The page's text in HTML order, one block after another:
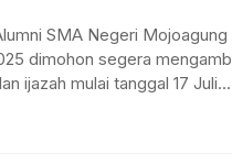
SMA Negeri Mojoagung
dimohon segera
ijazah mulai tanggal 17 Juli...